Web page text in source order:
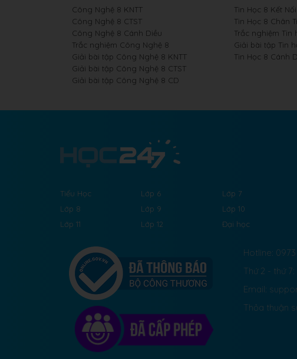
Công Nghệ 8 KNTT
Công Nghệ 8 CTST
Công Nghệ 8 Cánh Diều
Trắc nghiệm Công Nghệ 8
Giải bài tập Công Nghệ 8 KNTT
Giải bài tập Công Nghệ 8 CTST
Giải bài tập Công Nghệ 8 CD
Tin Học 8 Kết
Tin Học 8 Chân
Trắc nghiệm Tin
Giải bài tập Tin
Tin Học 8 Cánh
Tiểu Học Lớp 6
Lớp 7
Lớp 8
Lớp 9
Lớp 10
Lớp 11
Lớp 12 Đại học
Hotline: 0973
Thứ 2 - thứ
Email:
Thỏa thuận